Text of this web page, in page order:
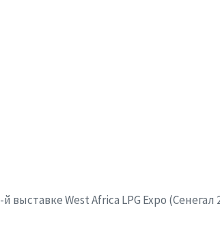
й выставке West Africa LPG Expo